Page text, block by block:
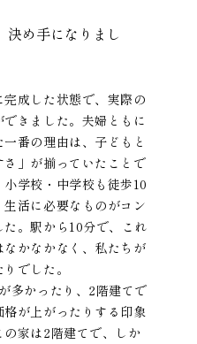
決め手になりまし
成した状態で、実際の
きました。夫婦ともに
一番の理由は、子どもと
」が揃っていたことで
学校・中学校も徒歩10
活に必要なものがコン
。駅から10分で、これ
かなかなく、私たちが
でした。
多かったり、2階建てで
格が上がったりする印象
家は2階建てで、しか